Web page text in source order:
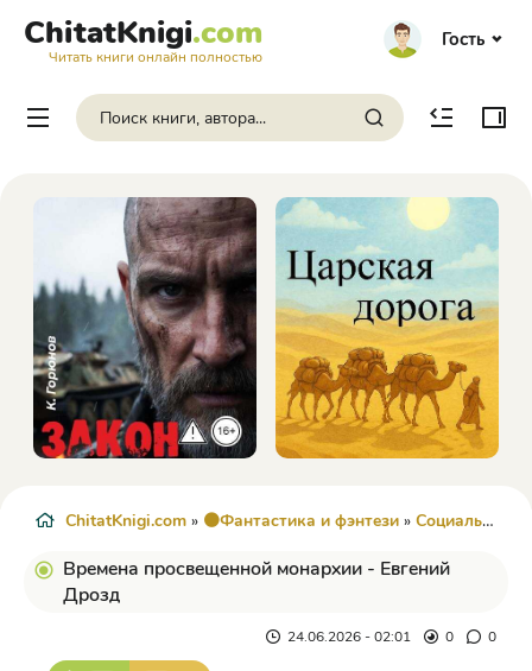
ChitatKnigi.com
Читать книги онлайн полностью
Гость
ChitatKnigi.com » 🟠Фантастика и фэнтези » Социально-психологическая
Времена просвещенной монархии - Евгений
Дрозд
24.06.2026 - 02:01 0 0